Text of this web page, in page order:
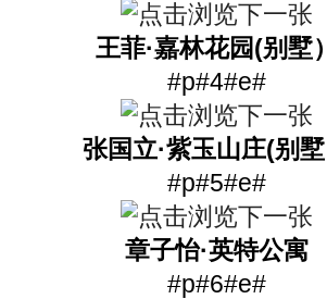
王菲·嘉林花园(别墅
#p#4#e#
张国立·紫玉山庄(别
#p#5#e#
章子怡·英特公寓
#p#6#e#